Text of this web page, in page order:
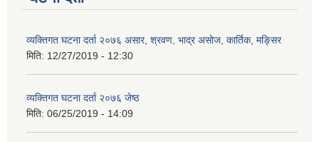
व्यक्तिगत घटना दर्ता २०७६ असार, श्रवण, भाद्र असोज, कार्तिक, मङ्सिर
मिति: 12/27/2019 - 12:30
व्यक्तिगत घटना दर्ता २०७६ जेष्ठ
मिति: 06/25/2019 - 14:09